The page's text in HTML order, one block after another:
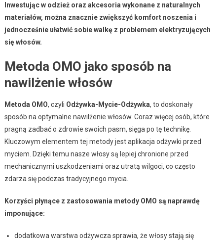
Inwestując w odzież oraz akcesoria wykonane z naturalnych
materiałów, można znacznie zwiększyć komfort noszenia i
jednocześnie ułatwić sobie walkę z problemem elektryzujących
się włosów.
Metoda OMO jako sposób na
nawilżenie włosów
Metoda OMO, czyli Odżywka-Mycie-Odżywka, to doskonały
sposób na optymalne nawilżenie włosów. Coraz więcej osób, które
pragną zadbać o zdrowie swoich pasm, sięga po tę technikę.
Kluczowym elementem tej metody jest aplikacja odżywki przed
myciem. Dzięki temu nasze włosy są lepiej chronione przed
mechanicznymi uszkodzeniami oraz utratą wilgoci, co często
zdarza się podczas tradycyjnego mycia.
Korzyści płynące z zastosowania metody OMO są naprawdę
imponujące:
dodatkowa warstwa odżywcza sprawia, że włosy stają się